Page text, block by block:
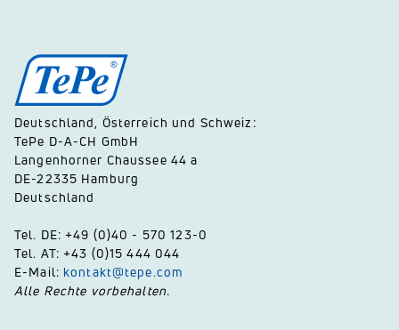
Deutschland, Österreich und Schweiz:
TePe D-A-CH GmbH
Langenhorner Chaussee 44 a
DE-22335 Hamburg
Deutschland
Tel. DE: +49 (0)40 - 570 123-0
Tel. AT: +43 (0)15 444 044
E-Mail: kontakt@tepe.com
Alle Rechte vorbehalten.